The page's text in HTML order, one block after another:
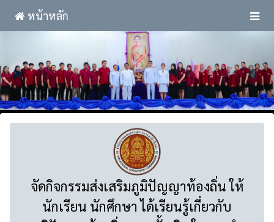
หน้าหลัก
จัดกิจกรรมส่งเสริมภูมิปัญญาท้องถิ่น ให้
นักเรียน นักศึกษา ได้เรียนรู้เกี่ยวกับ